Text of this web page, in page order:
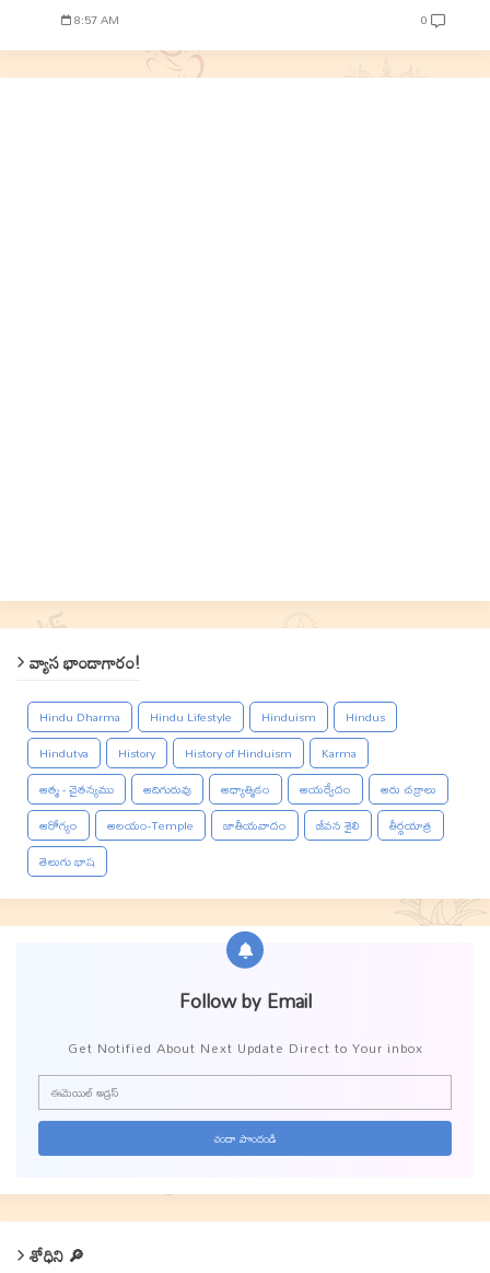
8:57 AM 0
వ్యాస భాండాగారం!
Hindu Dharma Hindu Lifestyle Hinduism
Hindus
Hindutva
History History of Hinduism
Karma
ఆత్మ - చైతన్యము
ఆదిగురువు ఆధ్యాత్మికం ఆయర్వేదం
ఆరు చక్రాలు
ఆరోగ్యం
ఆలయం-Temple జాతీయవాదం జీవన శైలి
తీర్థయాత్ర
తెలుగు భాష
Follow by Email
Get Notified About Next Update Direct to Your inbox
శోధిని 🔎